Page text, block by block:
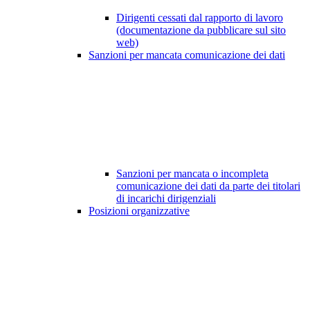
Dirigenti cessati dal rapporto di lavoro
(documentazione da pubblicare sul sito
web)
Sanzioni per mancata comunicazione dei dati
Sanzioni per mancata o incompleta
comunicazione dei dati da parte dei titolari
di incarichi dirigenziali
Posizioni organizzative